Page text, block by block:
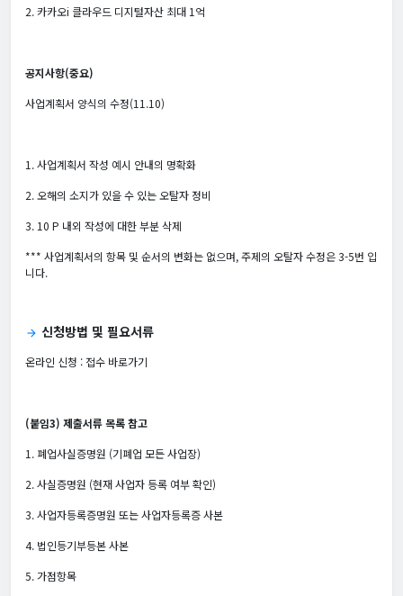
2. 카카오i 클라우드 디지털자산 최대 1억
공지사항(중요)
사업계획서 양식의 수정(11.10)
1. 사업계획서 작성 예시 안내의 명확화
2. 오해의 소지가 있을 수 있는 오탈자 정비
3. 10 P 내외 작성에 대한 부분 삭제
*** 사업계획서의 항목 및 순서의 변화는 없으며, 주제의 오탈자 수정은 3-5번 입
니다.
arrow_forward 신청방법 및 필요서류
온라인 신청 :접수 바로가기
(붙임3) 제출서류 목록 참고
1. 폐업사실증명원 (기폐업 모든 사업장)
2. 사실증명원 (현재 사업자 등록 여부 확인)
3. 사업자등록증명원 또는 사업자등록증 사본
4. 법인등기부등본 사본
5. 가점항목